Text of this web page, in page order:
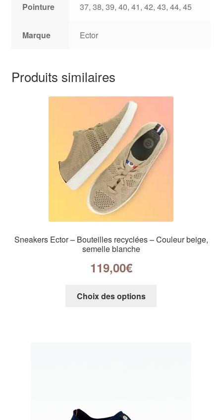
Pointure 37, 38, 39, 40, 41, 42, 43, 44, 45
Marque Ector
Produits similaires
Sneakers Ector – Bouteilles recyclées – Couleur beige,
semelle blanche
119,00€
Choix des options